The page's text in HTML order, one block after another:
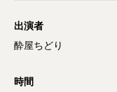
出演者
酔屋ちどり
時間